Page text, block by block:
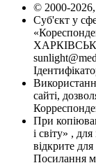
© 2000-
Суб'єкт у
сайті,
При
і світу» ,
відкрите
Посилання